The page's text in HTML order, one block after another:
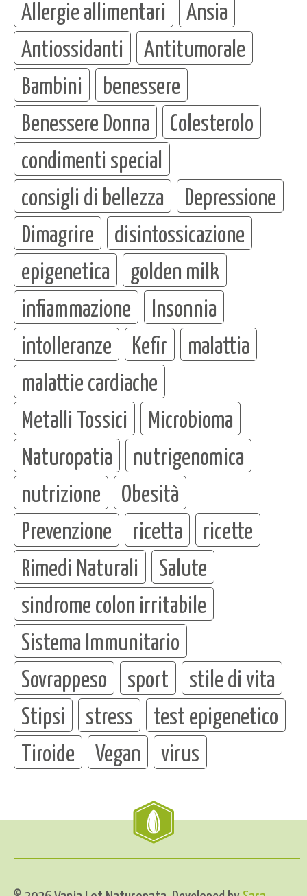
Allergie allimentari
Ansia
Antiossidanti
Antitumorale
Bambini
benessere
Benessere Donna
Colesterolo
condimenti special
consigli di bellezza
Depressione
Dimagrire
disintossicazione
epigenetica
golden milk
infiammazione
Insonnia
intolleranze
Kefir
malattia
malattie cardiache
Metalli Tossici
Microbioma
Naturopatia
nutrigenomica
nutrizione
Obesità
Prevenzione
ricetta
ricette
Rimedi Naturali
Salute
sindrome colon irritabile
Sistema Immunitario
Sovrappeso
sport
stile di vita
Stipsi
stress
test epigenetico
Tiroide
Vegan virus